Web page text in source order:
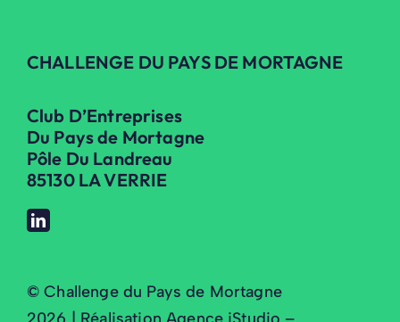
CHALLENGE DU PAYS DE MORTAGNE
Club D’Entreprises
Du Pays de Mortagne
Pôle Du Landreau
85130 LA VERRIE
© Challenge du Pays de Mortagne